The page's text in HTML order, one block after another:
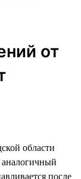
от
области
аналогичный
после